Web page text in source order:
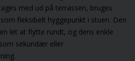
med ud på terrassen, bruges
fleksibelt hyggepunkt i stuen. Den
let at flytte rundt, og dens enkle
sekundær eller